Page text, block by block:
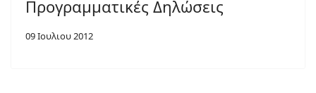
Προγραμματικές Δηλώσεις
09 Ιουλιου 2012